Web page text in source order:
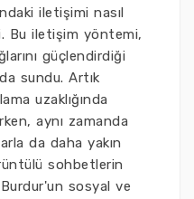
iletişimi nasıl
Bu iletişim yöntemi,
güçlendirdiği
sundu. Artık
uzaklığında
aynı zamanda
da daha yakın
sohbetlerin
sosyal ve